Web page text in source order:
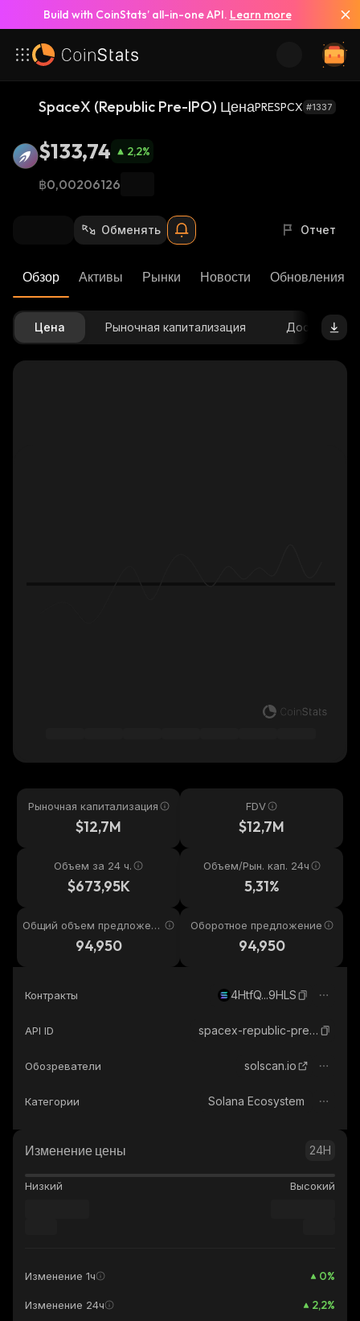
Build with CoinStats’ all-in-one API. Learn more
SpaceX (Republic Pre-IPO) ЦенаPRESPCX #1337
$133,74 2,2%
฿0,00206126
Обменять Отчет
Обзор Активы Рынки Новости Обновления
Цена Рыночная капитализация Доступное
Рыночная капитализация
$12,7M
FDV
$12,7M
Объем за 24 ч.
$673,95K
Объем/Рын. кап. 24ч
5,31%
Общий объем предложени
94,950
Оборотное предложение
94,950
Контракты 4HtfQ...9HLS
API ID spacex-republic-pre-ipo
Обозреватели solscan.io
Категории Solana Ecosystem
Изменение цены 24H
Низкий Высокий
Изменение 1ч 0%
Изменение 24ч 2,2%